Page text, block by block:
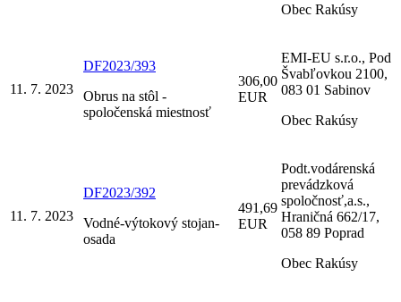
Obec Rakúsy
11. 7. 2023
DF2023/393
Obrus na stôl -
spoločenská miestnosť
306,00
EUR
EMI-EU s.r.o., Pod
Švabľovkou 2100,
083 01 Sabinov
Obec Rakúsy
11. 7. 2023
DF2023/392
Vodné-výtokový stojan-
osada
491,69
EUR
Podt.vodárenská
prevádzková
spoločnosť,a.s.,
Hraničná 662/17,
058 89 Poprad
Obec Rakúsy